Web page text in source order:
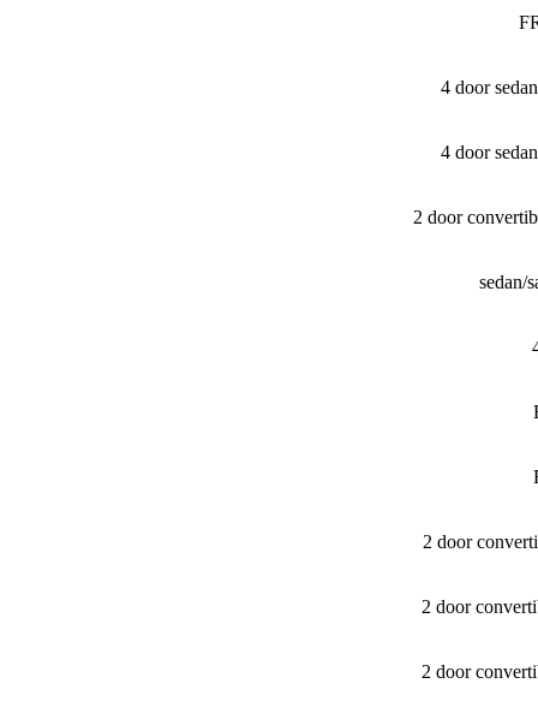
4 door
4 door
2 door
sedan/​
2 door
2 door
2 door